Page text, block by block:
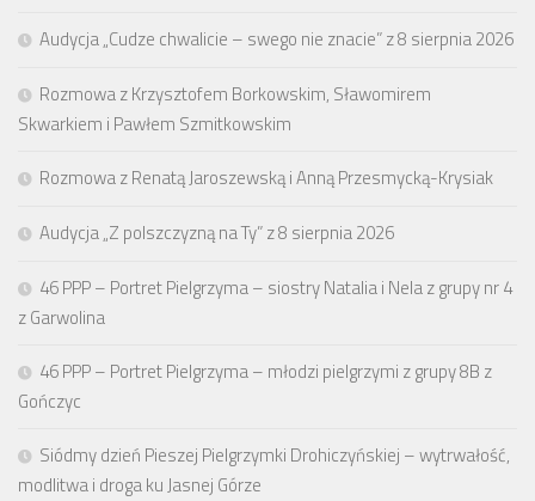
Audycja „Cudze chwalicie – swego nie znacie” z 8 sierpnia 2026
Rozmowa z Krzysztofem Borkowskim, Sławomirem
Skwarkiem i Pawłem Szmitkowskim
Rozmowa z Renatą Jaroszewską i Anną Przesmycką-Krysiak
Audycja „Z polszczyzną na Ty” z 8 sierpnia 2026
46 PPP – Portret Pielgrzyma – siostry Natalia i Nela z grupy nr 4
z Garwolina
46 PPP – Portret Pielgrzyma – młodzi pielgrzymi z grupy 8B z
Gończyc
Siódmy dzień Pieszej Pielgrzymki Drohiczyńskiej – wytrwałość,
modlitwa i droga ku Jasnej Górze